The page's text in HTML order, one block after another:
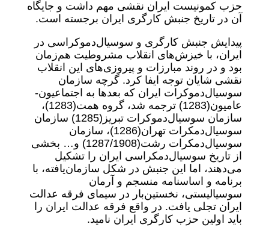
حزب کمونیست ایران نقشی مهم داشت و جایگاه
آن در تاریخ جنبش کارگری ایران برجسته است.
پیدایش جنبش کارگری و سوسیال‌دموکراسی در
ایران، با خیزش‌های انقلاب مشروطیت هم‌زمان
بود و در روند مبارزات و پیروزی‌های این انقلاب
نقشی شایان توجه ایفا کرد. گرچه سازمان
سوسیال‌دموکرات ایران که بعدها به اجتماعیون-
عامیون‌(1283) ترجمه شد، گروه همت‌(1283)،
سازمان سوسیال‌دموکرات تبریز‌(1285) سازمان
سوسیال‌دمکرات تهران‌(1286)، سازمان
سوسیال‌دمکرات رشت‌(1287/1908) و‌… بخشی
از تاریخ سوسیال‌دمکراسی ایران را تشکیل
می‌دهند، اما این جنبش در شکل سازمان‌یافته، با
برنامه و اساسنامه منسجم و آرمان
سوسیالیستی، نخستین‌بار در سیمای فرقه عدالت
ایران تجلی یافت. در واقع فرقه عدالت ایران را
باید اولین حزب کارگری ایران نامید.